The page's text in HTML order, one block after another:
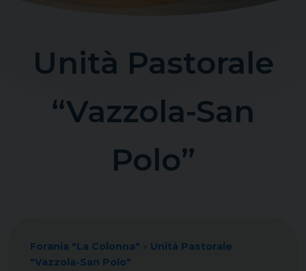
Unità Pastorale
“Vazzola-San
Polo”
Forania "La Colonna" » Unità Pastorale
"Vazzola-San Polo"